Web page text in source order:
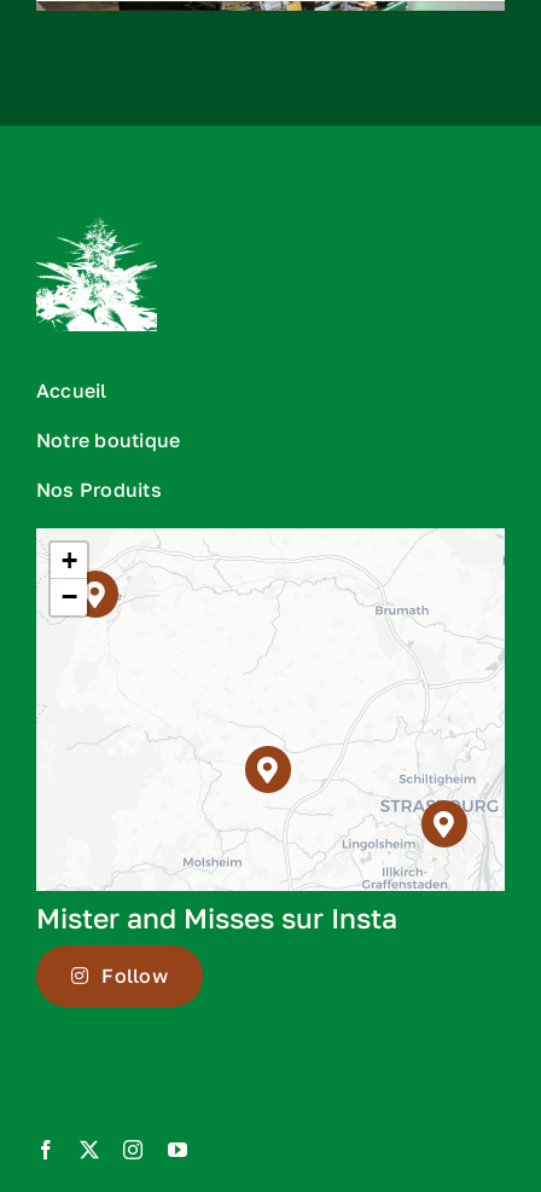
Accueil
Notre boutique
Nos Produits
+
−
Mister and Misses sur Insta
Follow